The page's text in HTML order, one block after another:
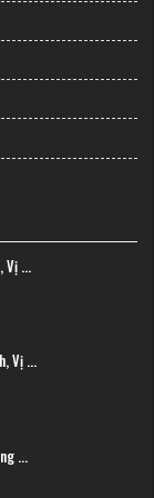
Vị ...
Vị ...
...